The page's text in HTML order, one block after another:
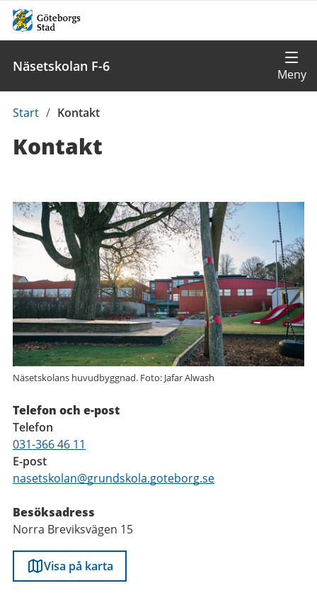
Näsetskolan F-6
Du
här:
Start / Kontakt
Kontakt
Kontaktuppgifter
Näsetskolans huvudbyggnad. Foto: Jafar Alwash
Telefon och e-post
Telefon
031-366 46 11
E-post
nasetskolan@grundskola.goteborg.se
Besöksadress
Norra Breviksvägen 15
Visa på karta